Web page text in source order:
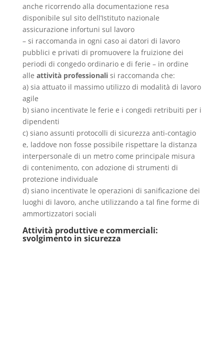
anche ricorrendo alla documentazione resa
disponibile sul sito dell’Istituto nazionale
assicurazione infortuni sul lavoro
– si raccomanda in ogni caso ai datori di lavoro
pubblici e privati di promuovere la fruizione dei
periodi di congedo ordinario e di ferie – in ordine
alle attività professionalisi raccomanda che:
a) sia attuato il massimo utilizzo di modalità di lavoro
agile
b) siano incentivate le ferie e i congedi retribuiti per i
dipendenti
c) siano assunti protocolli di sicurezza anti-contagio
e, laddove non fosse possibile rispettare la distanza
interpersonale di un metro come principale misura
di contenimento, con adozione di strumenti di
protezione individuale
d) siano incentivate le operazioni di sanificazione dei
luoghi di lavoro, anche utilizzando a tal fine forme di
ammortizzatori sociali
Attività produttive e commerciali:
svolgimento in sicurezza